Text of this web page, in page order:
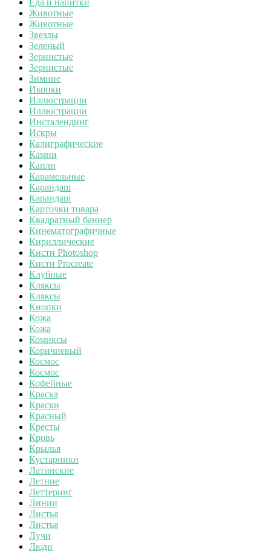
Животные
Животные
Звезды
Зеленый
Зернистые
Зернистые
Зимние
Иконки
Иллюстрации
Иллюстрации
Инсталендинг
Искры
Калиграфические
Камни
Капли
Карамельные
Карандаш
Карандаш
Карточки товара
Квадратный баннер
Кинематографичные
Кириллические
Кисти Photoshop
Кисти Procreate
Клубные
Кляксы
Кляксы
Кнопки
Кожа
Кожа
Комиксы
Коричневый
Космос
Космос
Кофейные
Краска
Краски
Красный
Кресты
Кровь
Крылья
Кустарники
Латинские
Летние
Леттеринг
Линии
Листья
Листья
Лучи
Люди